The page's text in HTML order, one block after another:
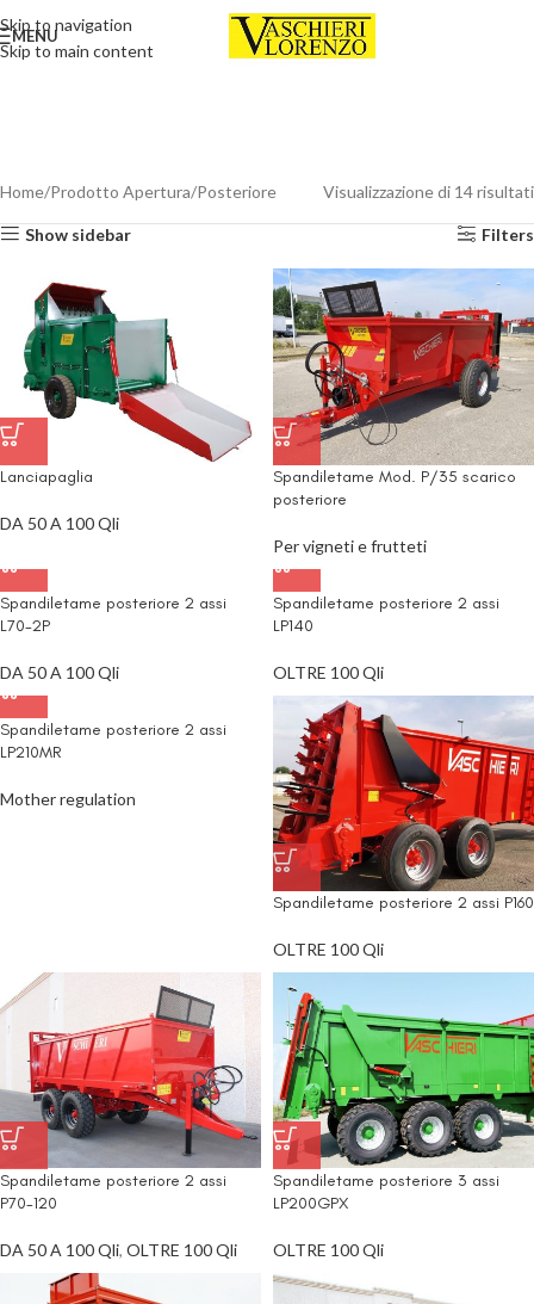
Skip to navigation
Skip to main content
MENU
Home Prodotto Apertura Posteriore Visualizzazione di 14 risultati
Show sidebar Filters
Lanciapaglia
DA 50 A 100 Qli
Spandiletame Mod. P/35 scarico
posteriore
Per vigneti e frutteti
Spandiletame posteriore 2 assi
L70-2P
DA 50 A 100 Qli
Spandiletame posteriore 2 assi
LP140
OLTRE 100 Qli
Spandiletame posteriore 2 assi
LP210MR
Mother regulation
Spandiletame posteriore 2 assi P160
OLTRE 100 Qli
Spandiletame posteriore 2 assi
P70-120
DA 50 A 100 Qli, OLTRE 100 Qli
Spandiletame posteriore 3 assi
LP200GPX
OLTRE 100 Qli